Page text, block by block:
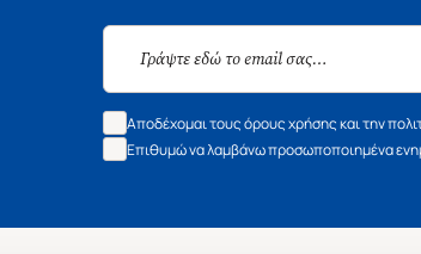
Αποδέχομαι τους όρους χρήσης και την
Επιθυμώ να λαμβάνω προσωποποιημένα